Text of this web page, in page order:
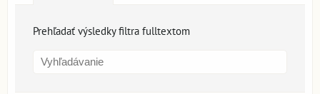
Prehľadať výsledky filtra fulltextom